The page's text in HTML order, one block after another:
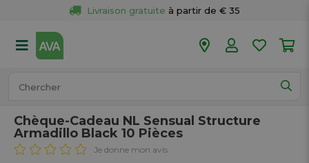
Livraison gratuite à partir de € 35
50 magasins
Chèque-Cadeau NL Sensual Structure
Armadillo Black 10 Pièces
Je donne mon avis